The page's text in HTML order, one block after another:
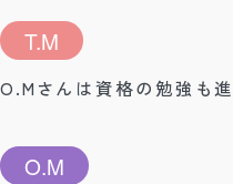
T.M
O.Mさんは資格の勉強も
O.M